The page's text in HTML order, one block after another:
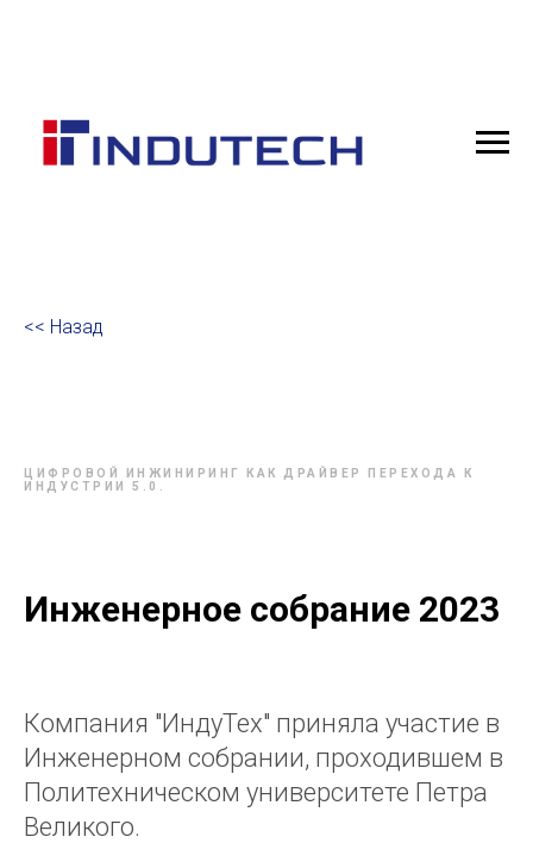
<< Назад
ЦИФРОВОЙ ИНЖИНИРИНГ КАК ДРАЙВЕР ПЕРЕХОДА К
ИНДУСТРИИ 5.0.
Инженерное собрание 2023
Компания "ИндуТех" приняла участие в
Инженерном собрании, проходившем в
Политехническом университете Петра
Великого.